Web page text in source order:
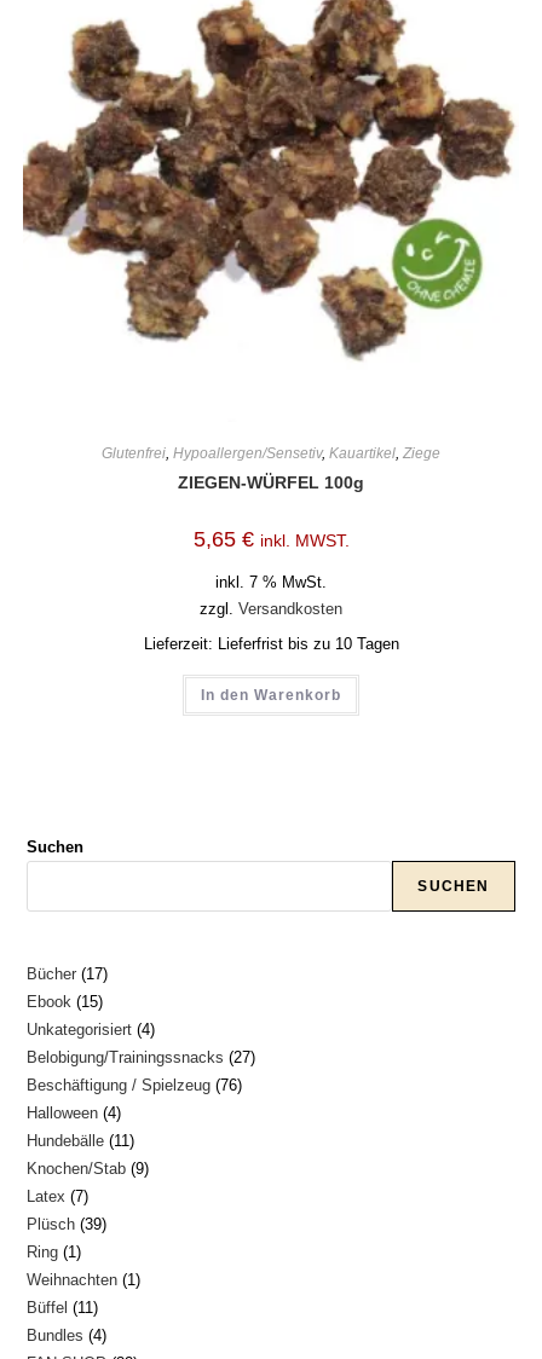
Glutenfrei, Hypoallergen/Sensetiv, Kauartikel, Ziege
ZIEGEN-WÜRFEL 100g
5,65 € inkl. MWST.
inkl. 7 % MwSt.
zzgl. Versandkosten
Lieferzeit: Lieferfrist bis zu 10 Tagen
In den Warenkorb
Suchen
SUCHEN
Bücher 1717
Produkte
Ebook 1515
Produkte
Unkategorisiert 44
Produkte
Belobigung/Trainingssnacks 2727
Beschäftigung / Spielzeug 7676
Halloween 44
Produkte
Hundebälle 1111
Produkte
Knochen/Stab 99
Latex 77
Produkte
Plüsch 3939
Ring 11
Produkt
Weihnachten 11
Büffel 1111
Produkte
Bundles 44